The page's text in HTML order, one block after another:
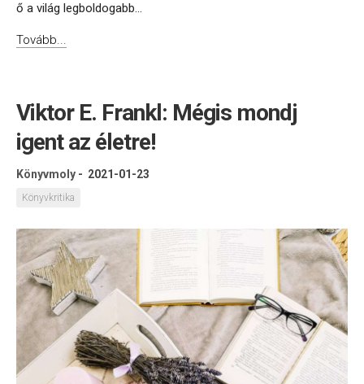
ő a világ legboldogabb...
Tovább...
Viktor E. Frankl: Mégis mondj
igent az életre!
Könyvmoly - 2021-01-23
Könyvkritika